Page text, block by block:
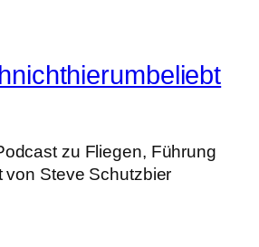
zu Fliegen, Führung
von Steve Schutzbier